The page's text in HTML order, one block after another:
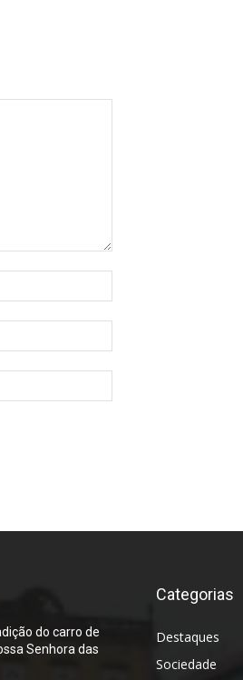
do carro de
Senhora das
Categorias
Destaques
Sociedade